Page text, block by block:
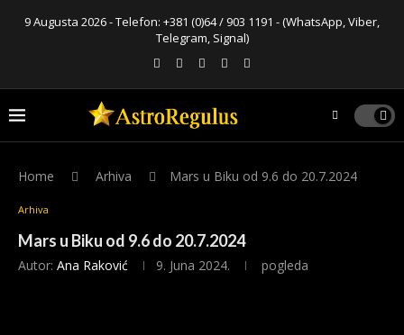
9 Augusta 2026 - Telefon: +381 (0)64 / 903 1191 - (WhatsApp, Viber,
Telegram, Signal)
Home Arhiva Mars u Biku od 9.6 do 20.7.2024
Arhiva
Mars u Biku od 9.6 do 20.7.2024
Autor: Ana Raković 9. Juna 2024. pogleda